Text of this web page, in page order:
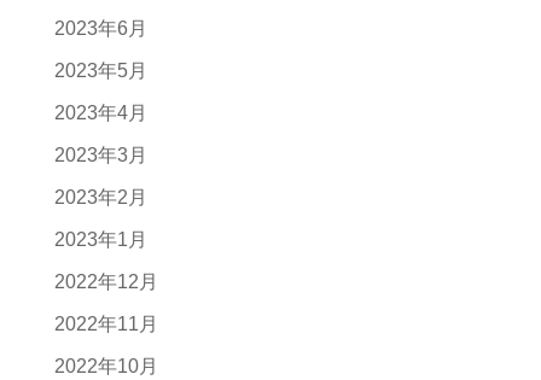
2023年6月
2023年5月
2023年4月
2023年3月
2023年2月
2023年1月
2022年12月
2022年11月
2022年10月